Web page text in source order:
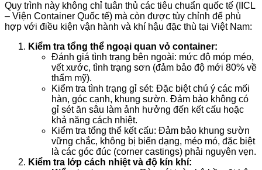
Quy trình này không chỉ tuân thủ các tiêu chuẩn quốc tế (IICL
– Viện Container Quốc tế) mà còn được tùy chỉnh để phù
hợp với điều kiện vận hành và khí hậu đặc thù tại Việt Nam:
Kiểm tra tổng thể ngoại quan vỏ container:
Đánh giá tình trạng bên ngoài: mức độ móp méo,
vết xước, tình trạng sơn (đảm bảo độ mới 80% về
thẩm mỹ).
Kiểm tra tình trạng gỉ sét: Đặc biệt chú ý các mối
hàn, góc cạnh, khung sườn. Đảm bảo không có
gỉ sét ăn sâu làm ảnh hưởng đến kết cấu hoặc
khả năng cách nhiệt.
Kiểm tra tổng thể kết cấu: Đảm bảo khung sườn
vững chắc, không bị biến dạng, méo mó, đặc biệt
là các góc đúc (corner castings) phải nguyên vẹn.
Kiểm tra lớp cách nhiệt và độ kín khí: